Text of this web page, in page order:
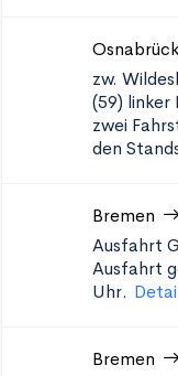
Osnabrück
zw.
(59) linker
zwei
den
Bremen
Ausfahrt
Ausfahrt
Uhr.
Bremen